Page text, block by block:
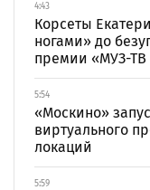
4:43
Корсеты
ногами» до
премии «МУЗ-ТВ
5:54
«Москино»
виртуального
локаций
5:59